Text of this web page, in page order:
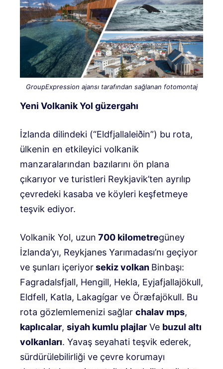
GroupExpression ajansı tarafından sağlanan fotomontaj
Yeni Volkanik Yol güzergahı
İzlanda dilindeki (“Eldfjallaleiðin”) bu rota,
ülkenin en etkileyici volkanik
manzaralarından bazılarını ön plana
çıkarıyor ve turistleri Reykjavik’ten ayrılıp
çevredeki kasaba ve köyleri keşfetmeye
teşvik ediyor.
Volkanik Yol, uzun 700 kilometregüney
İzlanda’yı, Reykjanes Yarımadası’nı geçiyor
ve şunları içeriyorsekiz volkan Binbaşı:
Fagradalsfjall, Hengill, Hekla, Eyjafjallajökull,
Eldfell, Katla, Lakagígar ve Öræfajökull. Bu
rota gözlemlemenizi sağlar chalav mps,
kaplıcalar, siyah kumlu plajlar Ve buzul altı
volkanları. Yavaş seyahati teşvik ederek,
sürdürülebilirliği ve çevre korumayı